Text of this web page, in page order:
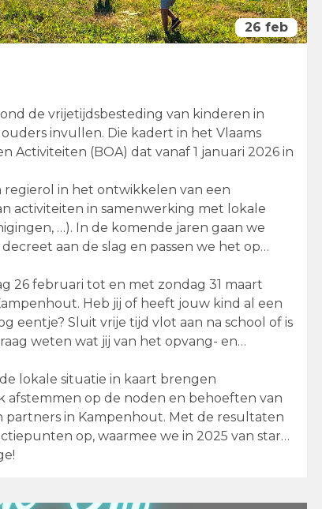
26 feb
de vrijetijdsbesteding van kinderen in
invullen. Die kadert in het Vlaams
Activiteiten (BOA) dat vanaf 1 januari 2026 in
in het ontwikkelen van een
activiteiten in samenwerking met lokale
…). In de komende jaren gaan we
aan de slag en passen we het op
26 februari tot en met zondag 31 maart
Heb jij of heeft jouw kind al een
eentje? Sluit vrije tijd vlot aan na school of is
weten wat jij van het opvang- en
lokale situatie in kaart brengen
afstemmen op de noden en behoeften van
partners in Kampenhout. Met de resultaten
op, waarmee we in 2025 van start